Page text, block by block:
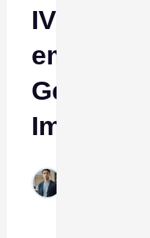
IV
em
Genshin
Impact